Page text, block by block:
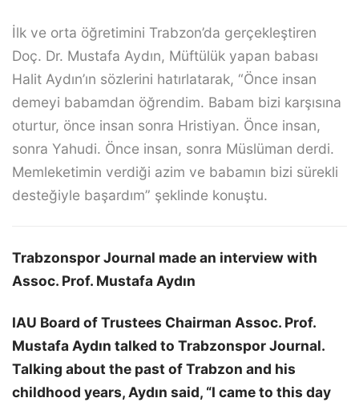
İlk ve orta öğretimini Trabzon’da gerçekleştiren
Doç. Dr. Mustafa Aydın, Müftülük yapan babası
Halit Aydın’ın sözlerini hatırlatarak, “Önce insan
demeyi babamdan öğrendim. Babam bizi karşısına
oturtur, önce insan sonra Hristiyan. Önce insan,
sonra Yahudi. Önce insan, sonra Müslüman derdi.
Memleketimin verdiği azim ve babamın bizi sürekli
desteğiyle başardım” şeklinde konuştu.
Trabzonspor Journal made an interview with
Assoc. Prof. Mustafa Aydın
IAU Board of Trustees Chairman Assoc. Prof.
Mustafa Aydın talked to Trabzonspor Journal.
Talking about the past of Trabzon and his
childhood years, Aydın said, “I came to this day